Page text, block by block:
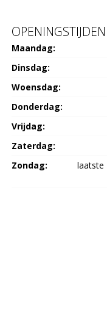
OPENINGSTIJDEN
Maandag:
Dinsdag:
Woensdag:
Donderdag:
Vrijdag:
Zaterdag:
Zondag:
laatste